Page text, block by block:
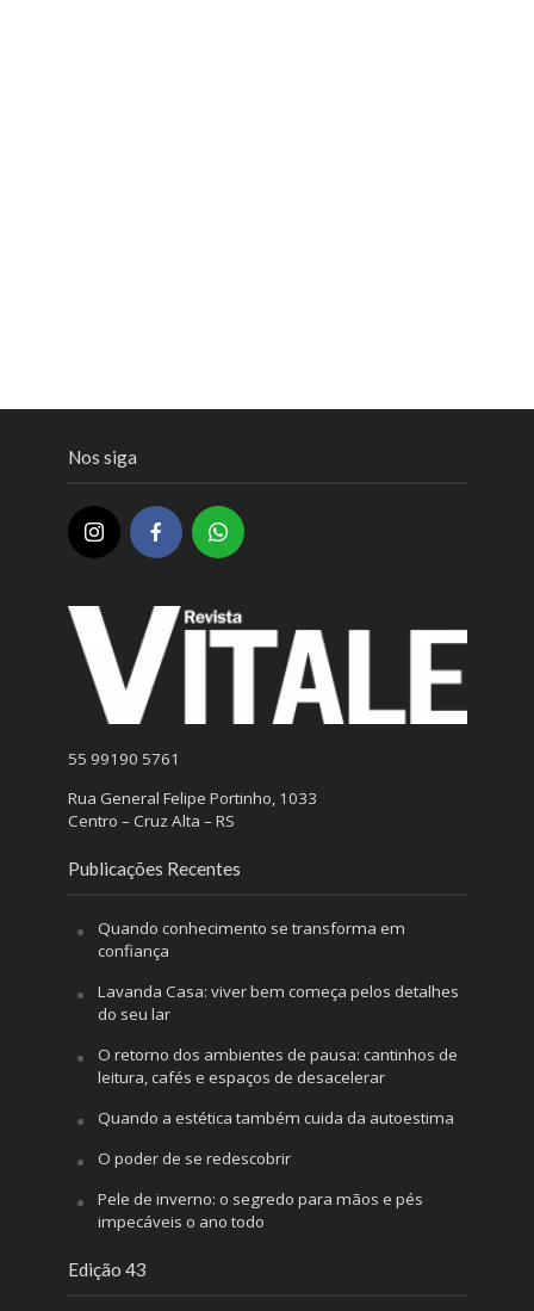
Nos siga
55 99190 5761
Rua General Felipe Portinho, 1033
Centro – Cruz Alta – RS
Publicações Recentes
Quando conhecimento se transforma em
confiança
Lavanda Casa: viver bem começa pelos detalhes
do seu lar
O retorno dos ambientes de pausa: cantinhos de
leitura, cafés e espaços de desacelerar
Quando a estética também cuida da autoestima
O poder de se redescobrir
Pele de inverno: o segredo para mãos e pés
impecáveis o ano todo
Edição 43